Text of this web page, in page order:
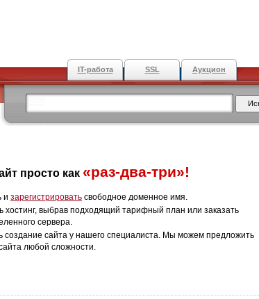
IT-работа SSL Аукцион
просто как «раз-два-три»!
и зарегистрировать свободное доменное имя.
хостинг, выбрав подходящий тарифный план или заказать
сервера.
создание сайта у нашего специалиста. Мы можем предложить
любой сложности.